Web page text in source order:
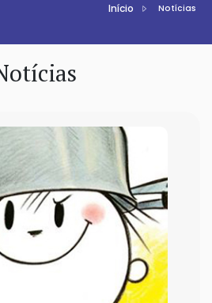
Início Notícias